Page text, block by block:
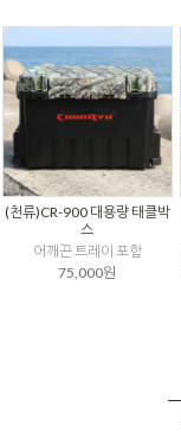
(천류)CR-900 대용량 태클박
스
어깨끈 트레이 포함
75,000원